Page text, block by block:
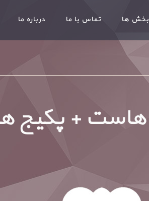
هاست + پکیج
بخش ها تماس با ما درباره ما